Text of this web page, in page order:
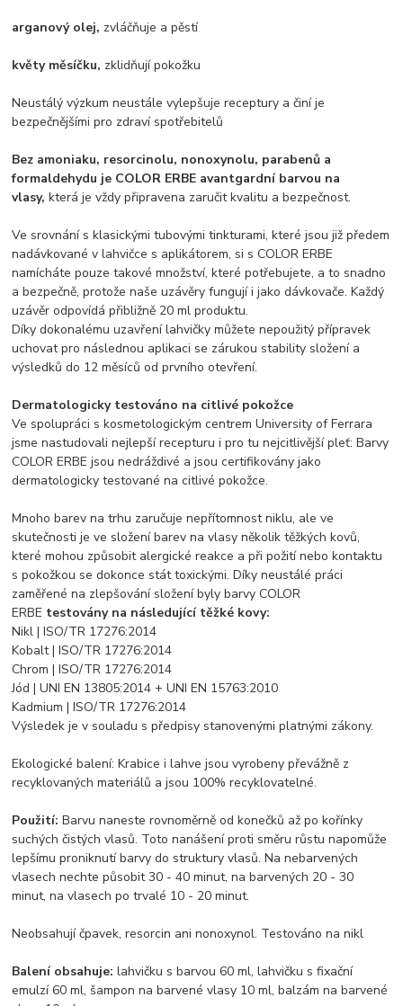
arganový olej, zvláčňuje a pěstí
květy měsíčku, zklidňují pokožku
Neustálý výzkum neustále vylepšuje receptury a činí je
bezpečnějšími pro zdraví spotřebitelů
Bez amoniaku, resorcinolu, nonoxynolu, parabenů a
formaldehydu je COLOR ERBE avantgardní barvou na
vlasy, která je vždy připravena zaručit kvalitu a bezpečnost.
Ve srovnání s klasickými tubovými tinkturami, které jsou již předem
nadávkované v lahvičce s aplikátorem, si s COLOR ERBE
namícháte pouze takové množství, které potřebujete, a to snadno
a bezpečně, protože naše uzávěry fungují i ​​jako dávkovače. Každý
uzávěr odpovídá přibližně 20 ml produktu.
Díky dokonalému uzavření lahvičky můžete nepoužitý přípravek
uchovat pro následnou aplikaci se zárukou stability složení a
výsledků do 12 měsíců od prvního otevření.
Dermatologicky testováno na citlivé pokožce
Ve spolupráci s kosmetologickým centrem University of Ferrara
jsme nastudovali nejlepší recepturu i pro tu nejcitlivější pleť: Barvy
COLOR ERBE jsou nedráždivé a jsou certifikovány jako
dermatologicky testované na citlivé pokožce.
Mnoho barev na trhu zaručuje nepřítomnost niklu, ale ve
skutečnosti je ve složení barev na vlasy několik těžkých kovů,
které mohou způsobit alergické reakce a při požití nebo kontaktu
s pokožkou se dokonce stát toxickými. Díky neustálé práci
zaměřené na zlepšování složení byly barvy COLOR
ERBE testovány na následující těžké kovy:
Nikl | ISO/TR 17276:2014
Kobalt | ISO/TR 17276:2014
Chrom | ISO/TR 17276:2014
Jód | UNI EN 13805:2014 + UNI EN 15763:2010
Kadmium | ISO/TR 17276:2014
Výsledek je v souladu s předpisy stanovenými platnými zákony.
Ekologické balení: Krabice i lahve jsou vyrobeny převážně z
recyklovaných materiálů a jsou 100% recyklovatelné.
Použití: Barvu naneste rovnoměrně od konečků až po kořínky
suchých čistých vlasů. Toto nanášení proti směru růstu napomůže
lepšímu proniknutí barvy do struktury vlasů. Na nebarvených
vlasech nechte působit 30 - 40 minut, na barvených 20 - 30
minut, na vlasech po trvalé 10 - 20 minut.
Neobsahují čpavek, resorcin ani nonoxynol. Testováno na nikl
Balení obsahuje: lahvičku s barvou 60 ml, lahvičku s fixační
emulzí 60 ml, šampon na barvené vlasy 10 ml, balzám na barvené